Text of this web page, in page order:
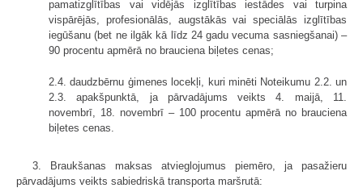
pamatizglītības vai vidējās izglītības iestādes vai turpina
vispārējās, profesionālās, augstākās vai speciālās izglītības
iegūšanu (bet ne ilgāk kā līdz 24 gadu vecuma sasniegšanai) –
90 procentu apmērā no brauciena biļetes cenas;
2.4. daudzbērnu ģimenes locekļi, kuri minēti Noteikumu 2.2. un
2.3. apakšpunktā, ja pārvadājums veikts 4. maijā, 11.
novembrī, 18. novembrī – 100 procentu apmērā no brauciena
biļetes cenas.
3. Braukšanas maksas atvieglojumus piemēro, ja pasažieru
pārvadājums veikts sabiedriskā transporta maršrutā: